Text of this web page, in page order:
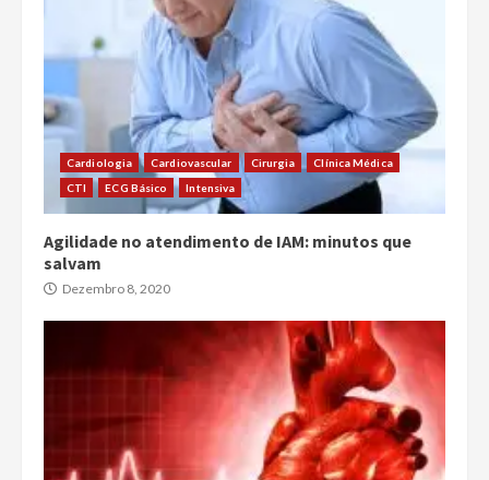
Cardiologia Cardiovascular Cirurgia
Clínica Médica
CTI
ECG Básico Intensiva
Agilidade no atendimento de IAM: minutos que
salvam
Dezembro 8, 2020